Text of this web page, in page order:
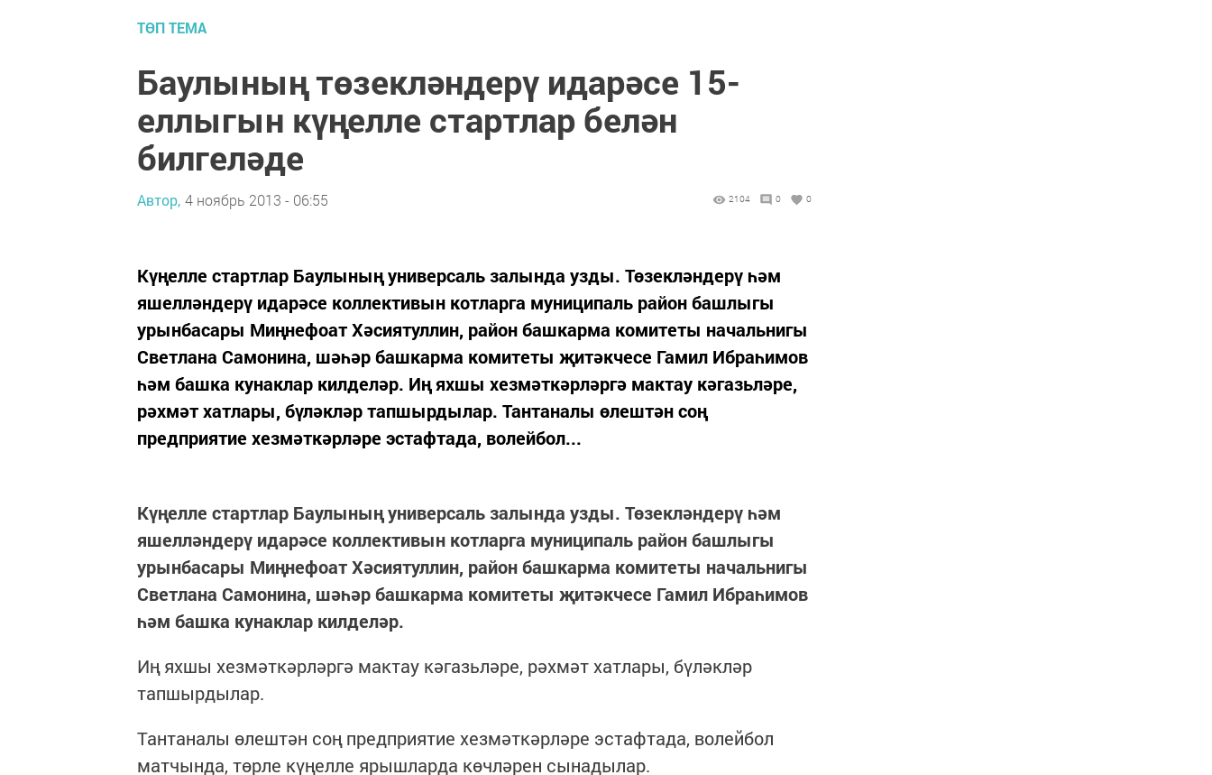
ТӨП ТЕМА
Баулының төзекләндерү идарәсе 15-
еллыгын күңелле стартлар белән
билгеләде
Автор, 4 ноябрь 2013 - 06:55 2104 0 0
Күңелле стартлар Баулының универсаль залында узды. Төзекләндерү һәм
яшелләндерү идарәсе коллективын котларга муниципаль район башлыгы
урынбасары Миңнефоат Хәсиятуллин, район башкарма комитеты начальнигы
Светлана Самонина, шәһәр башкарма комитеты җитәкчесе Гамил Ибраһимов
һәм башка кунаклар килделәр. Иң яхшы хезмәткәрләргә мактау кәгазьләре,
рәхмәт хатлары, бүләкләр тапшырдылар. Тантаналы өлештән соң
предприятие хезмәткәрләре эстафтада, волейбол...
Күңелле стартлар Баулының универсаль залында узды. Төзекләндерү һәм
яшелләндерү идарәсе коллективын котларга муниципаль район башлыгы
урынбасары Миңнефоат Хәсиятуллин, район башкарма комитеты начальнигы
Светлана Самонина, шәһәр башкарма комитеты җитәкчесе Гамил Ибраһимов
һәм башка кунаклар килделәр.
Иң яхшы хезмәткәрләргә мактау кәгазьләре, рәхмәт хатлары, бүләкләр
тапшырдылар.
Тантаналы өлештән соң предприятие хезмәткәрләре эстафтада, волейбол
матчында, төрле күңелле ярышларда көчләрен сынадылар.